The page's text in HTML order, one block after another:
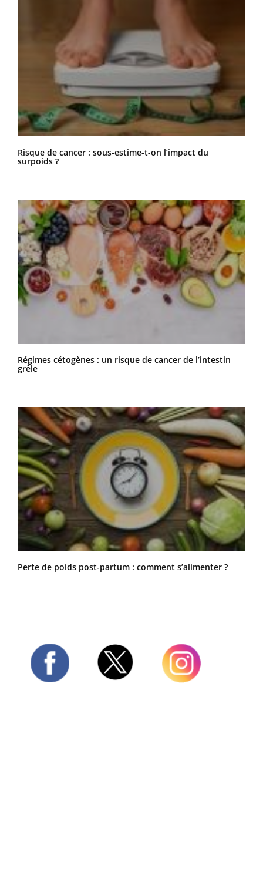
Risque de cancer : sous-estime-t-on l’impact du
surpoids ?
Régimes cétogènes : un risque de cancer de l’intestin
grêle
Perte de poids post-partum : comment s’alimenter ?